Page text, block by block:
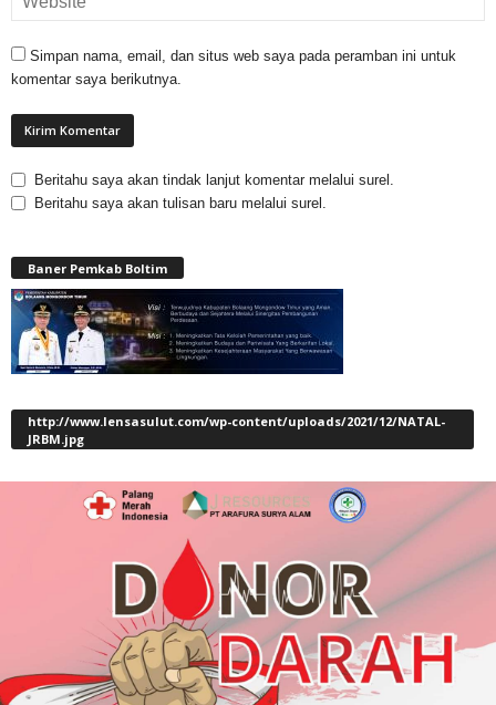
Simpan nama, email, dan situs web saya pada peramban ini untuk
komentar saya berikutnya.
Beritahu saya akan tindak lanjut komentar melalui surel.
Beritahu saya akan tulisan baru melalui surel.
Baner Pemkab Boltim
http://www.lensasulut.com/wp-content/uploads/2021/12/NATAL-
JRBM.jpg